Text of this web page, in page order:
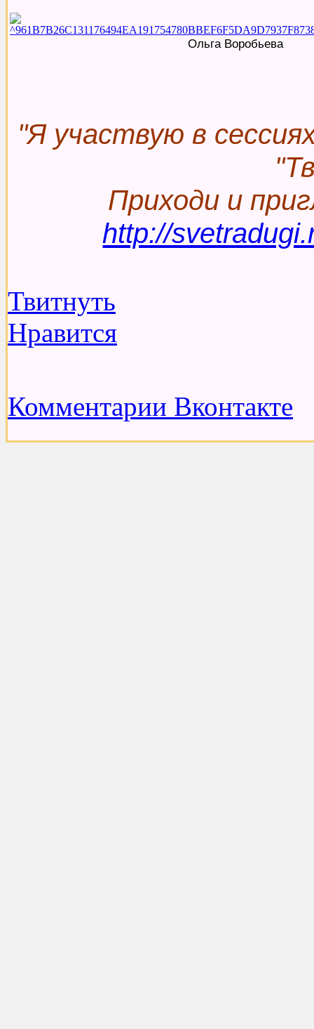
Ольга Воробьева
"Я участвую в
Приходи и
http://
Твитнуть
Нравится
Комментарии Вконтакте